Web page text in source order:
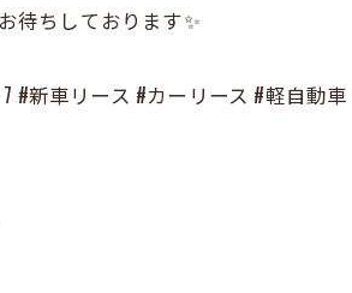
待ちしております✨
#新車リース #カーリース #軽自動車